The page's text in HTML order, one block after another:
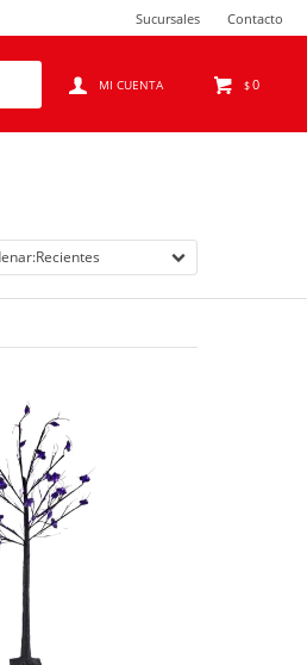
$0
Sucursales Contacto
Recientes